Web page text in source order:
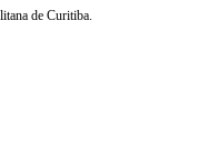
de Curitiba.